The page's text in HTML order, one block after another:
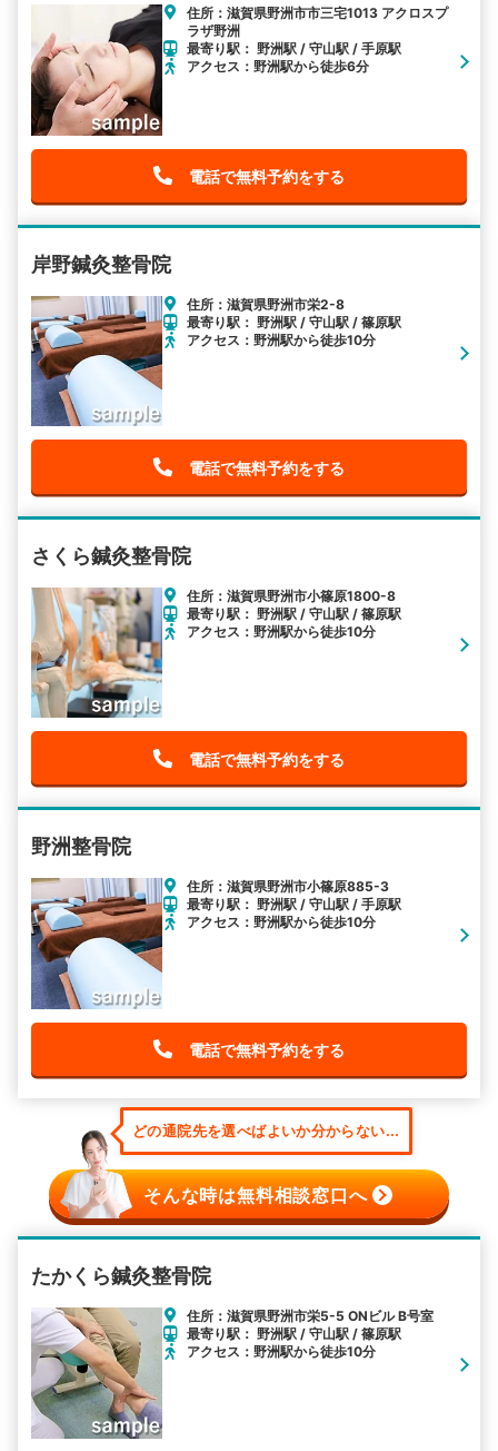
住所：滋賀県野洲市市三宅1013 アクロスプ
ラザ野洲
最寄り駅： 野洲駅 / 守山駅 / 手原駅
アクセス：野洲駅から徒歩6分
電話で無料予約をする
岸野鍼灸整骨院
住所：滋賀県野洲市栄2-8
最寄り駅： 野洲駅 / 守山駅 / 篠原駅
アクセス：野洲駅から徒歩10分
電話で無料予約をする
さくら鍼灸整骨院
住所：滋賀県野洲市小篠原1800-8
最寄り駅： 野洲駅 / 守山駅 / 篠原駅
アクセス：野洲駅から徒歩10分
電話で無料予約をする
野洲整骨院
住所：滋賀県野洲市小篠原885-3
最寄り駅： 野洲駅 / 守山駅 / 手原駅
アクセス：野洲駅から徒歩10分
電話で無料予約をする
どの通院先を選べばよいか分からない...
そんな時は無料相談窓口へ
たかくら鍼灸整骨院
住所：滋賀県野洲市栄5-5 ONビル B号室
最寄り駅： 野洲駅 / 守山駅 / 篠原駅
アクセス：野洲駅から徒歩10分